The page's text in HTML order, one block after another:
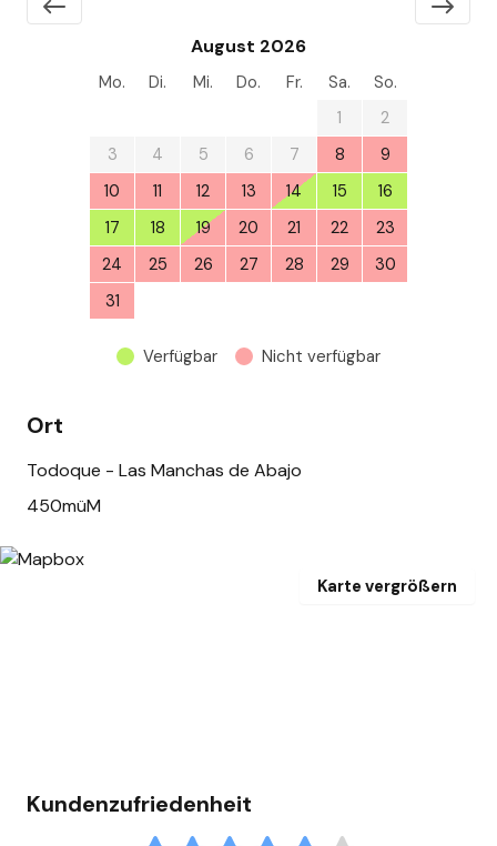
August 2026
Mo. Di. Mi. Do. Fr. Sa.
So.
1
2
3
4 5 6 7 8
9
10
11 12 13 14 15
16
17
18 19 20 21 22
23
24
25 26 27 28 29
30
31
Verfügbar Nicht verfügbar
Ort
Todoque - Las Manchas de Abajo
450müM
Karte vergrößern
Kundenzufriedenheit